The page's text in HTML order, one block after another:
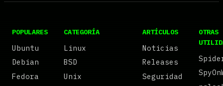
POPULARES
Ubuntu
Debian
Fedora
CATEGORÍA
Linux
BSD
Unix
ARTÍCULOS
Noticias
Releases
Seguridad
OTRAS